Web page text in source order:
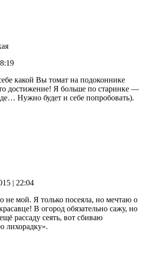
какой Вы томат на подоконнике
достижение! Я больше по старинке —
Нужно будет и себе попробовать).
| 22:04
не мой. Я только посеяла, но мечтаю о
В огород обязательно сажу, но
рассаду сеять, вот сбиваю
лихорадку».